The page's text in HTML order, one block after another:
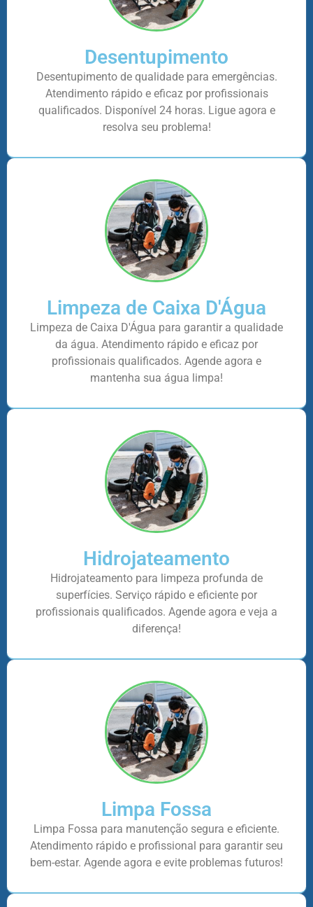
Desentupimento
Desentupimento de qualidade para emergências.
Atendimento rápido e eficaz por profissionais
qualificados. Disponível 24 horas. Ligue agora e
resolva seu problema!
Limpeza de Caixa D'Água
Limpeza de Caixa D'Água para garantir a qualidade
da água. Atendimento rápido e eficaz por
profissionais qualificados. Agende agora e
mantenha sua água limpa!
Hidrojateamento
Hidrojateamento para limpeza profunda de
superfícies. Serviço rápido e eficiente por
profissionais qualificados. Agende agora e veja a
diferença!
Limpa Fossa
Limpa Fossa para manutenção segura e eficiente.
Atendimento rápido e profissional para garantir seu
bem-estar. Agende agora e evite problemas futuros!